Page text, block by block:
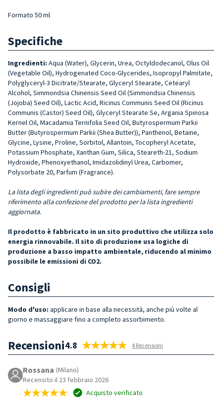
Formato 50 ml
Specifiche
Ingredienti: Aqua (Water), Glycerin, Urea, Octyldodecanol, Olus Oil
(Vegetable Oil), Hydrogenated Coco-Glycerides, Isopropyl Palmitate,
Polyglyceryl-3 Dicitra­te/Stearate, Glyceryl Stearate, Cetearyl
Alcohol, Simmondsia Chinensis Seed Oil (Simmondsia Chinensis
(Jojoba) Seed Oil), Lactic Acid, Ricinus Communis Seed Oil (Ricinus
Communis (Castor) Seed Oil), Glyceryl Stearate Se, Argania Spinosa
Kernel Oil, Macadamia Ternifolia Seed Oil, Butyrospermum Parkii
Butter (Butyrospermum Parkii (Shea Butter)), Panthenol, Betaine,
Glycine, Lysine, Proline, Sorbitol, Allan­toin, Tocopheryl Acetate,
Potassium Phosphate, Xanthan Gum, Silica, Steareth-21, Sodium
Hydroxide, Phenoxyethanol, Imidazolidinyl Urea, Carbomer,
Polysorbate 20, Parfum (Fragrance).
La lista degli ingredienti può subire dei cambiamenti, fare sempre
riferimento alla confezione del prodotto per la lista ingredienti
aggiornata.
Il prodotto è fabbricato in un sito produttivo che utilizza solo
energia rinnovabile. Il sito di produzione usa logiche di
produzione a basso impatto ambientale, riducendo al minimo
possibile le emissioni di CO2.
Consigli
Modo d'uso: applicare in base alla necessità, anche più volte al
giorno e massaggiare fino a completo assorbimento.
Recensioni4.8 4 Recensioni
Rossana (Milano)
Recensito il 23 febbraio 2026
Acquisto verificato